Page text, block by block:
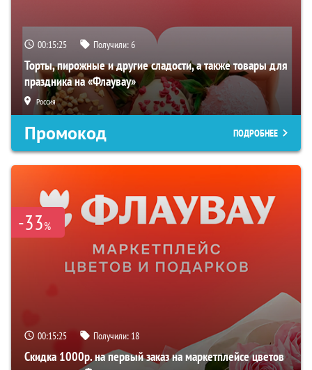
00:15:24 Получили:6
Торты, пирожные и другие сладости, а также товары для
праздника на «Флаувау»
Россия
Промокод ПОДРОБНЕЕ
-33%
00:15:24 Получили: 18
Скидка 1000р. на первый заказ на маркетплейсе цветов